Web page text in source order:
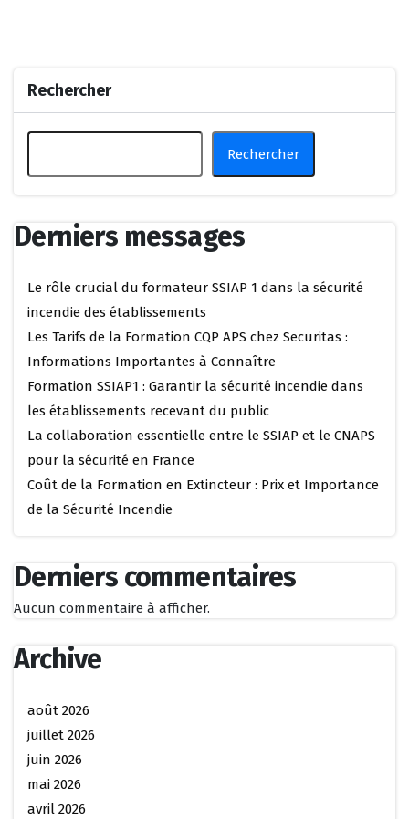
Rechercher
Rechercher
Derniers messages
Le rôle crucial du formateur SSIAP 1 dans la sécurité
incendie des établissements
Les Tarifs de la Formation CQP APS chez Securitas :
Informations Importantes à Connaître
Formation SSIAP1 : Garantir la sécurité incendie dans
les établissements recevant du public
La collaboration essentielle entre le SSIAP et le CNAPS
pour la sécurité en France
Coût de la Formation en Extincteur : Prix et Importance
de la Sécurité Incendie
Derniers commentaires
Aucun commentaire à afficher.
Archive
août 2026
juillet 2026
juin 2026
mai 2026
avril 2026